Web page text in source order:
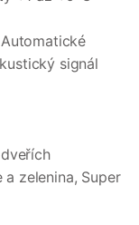
signál
a zelenina, Super